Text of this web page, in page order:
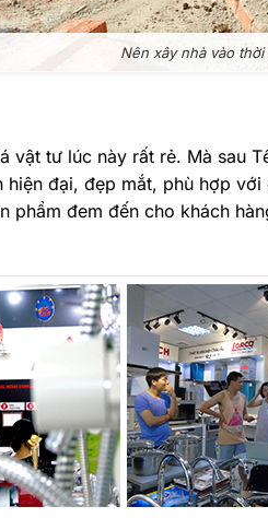
Nên xây nhà vào
vật tư lúc này rất rẻ. Mà sau
đại, đẹp mắt, phù hợp
phẩm đem đến cho khách